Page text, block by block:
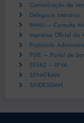
Comunicação de
Delegacia Interativa
IMMU – Consulta
Imprensa Oficial do
Protocolo
PSIE – Portal de
SEFAZ – IPVA
SENATRAN
SINDESDAM